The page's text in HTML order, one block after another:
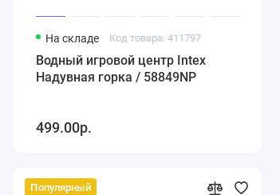
На складе Код товара: 411797
Водный игровой центр Intex
Надувная горка / 58849NP
499.00р.
Популярный